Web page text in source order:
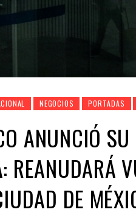
NEGOCIOS PORTADAS
ANUNCIÓ SU
REANUDARÁ
DE